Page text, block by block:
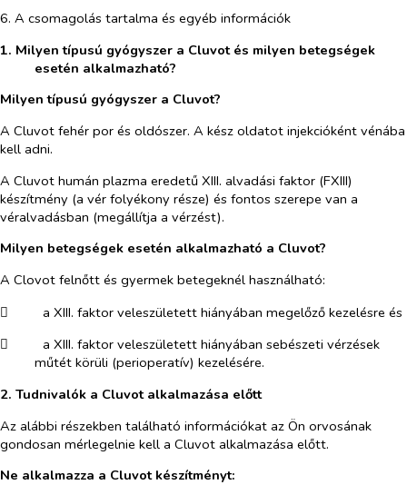
6. A csomagolás tartalma és egyéb információk
1. Milyen típusú gyógyszer a Cluvot és milyen betegségek
esetén alkalmazható?
Milyen típusú gyógyszer a Cluvot?
A Cluvot fehér por és oldószer. A kész oldatot injekcióként vénába
kell adni.
A Cluvot humán plazma eredetű XIII. alvadási faktor (FXIII)
készítmény (a vér folyékony része) és fontos szerepe van a
véralvadásban (megállítja a vérzést).
Milyen betegségek esetén alkalmazható a Cluvot?
A Clovot felnőtt és gyermek betegeknél használható:
​
a XIII. faktor veleszületett hiányában megelőző kezelésre és
​
a XIII. faktor veleszületett hiányában sebészeti vérzések
műtét körüli (perioperatív) kezelésére.
2. Tudnivalók a Cluvot alkalmazása előtt
Az alábbi részekben található információkat az Ön orvosának
gondosan mérlegelnie kell a Cluvot alkalmazása előtt.
Ne alkalmazza a Cluvot készítményt: